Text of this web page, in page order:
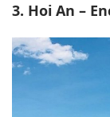
3. Hoi An –